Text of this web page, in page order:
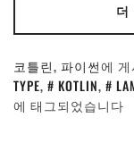
더
코틀린, 파이썬에
TYPE, KOTLIN,
에 태그되었습니다